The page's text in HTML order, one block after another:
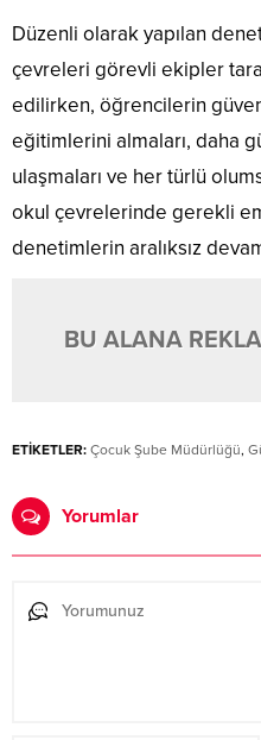
Düzenli olarak yapılan
çevreleri görevli ekipler
edilirken, öğrencilerin
eğitimlerini almaları, daha
ulaşmaları ve her türlü
okul çevrelerinde gerekli
denetimlerin aralıksız
BU ALANA
ETİKETLER: Çocuk Şube Müdürlüğü,
Yorumlar